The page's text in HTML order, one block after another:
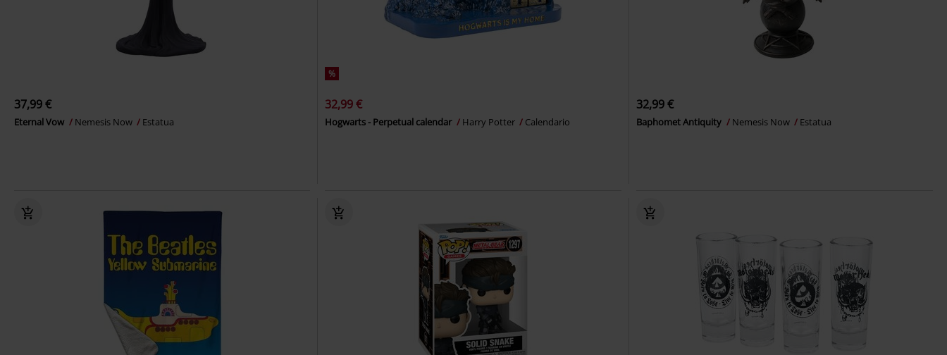
37,99 €
Eternal Vow Nemesis Now Estatua
%
32,99 €
Hogwarts - Perpetual calendar Harry Potter Calendario
32,99 €
Baphomet Antiquity Nemesis Now Estatua